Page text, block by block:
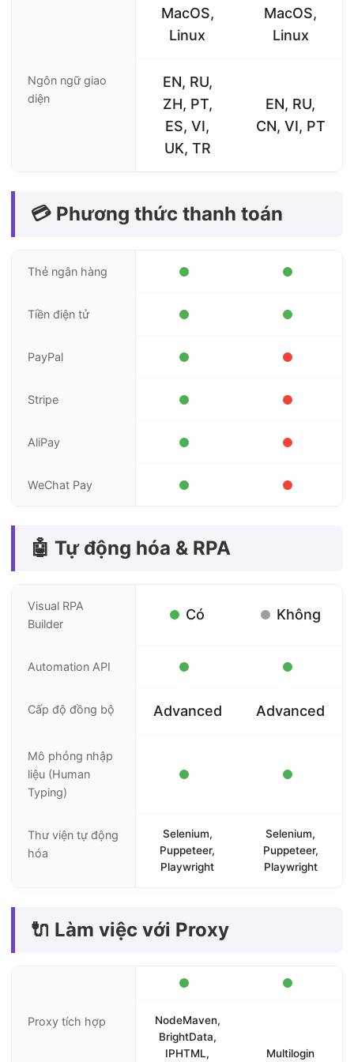
MacOS,
Linux
MacOS,
Linux
Ngôn ngữ giao
diện
EN, RU,
ZH, PT,
ES, VI,
UK, TR
EN, RU,
CN, VI, PT
💳 Phương thức thanh toán
Thẻ ngân hàng
Tiền điện tử
PayPal
Stripe
AliPay
WeChat Pay
🤖 Tự động hóa & RPA
Visual RPA
Builder
Có Không
Automation API
Cấp độ đồng bộ Advanced Advanced
Mô phỏng nhập
liệu (Human
Typing)
Thư viện tự động
hóa
Selenium,
Puppeteer,
Playwright
Selenium,
Puppeteer,
Playwright
🔌 Làm việc với Proxy
Proxy tích hợp
NodeMaven,
BrightData,
IPHTML,
Multilogin